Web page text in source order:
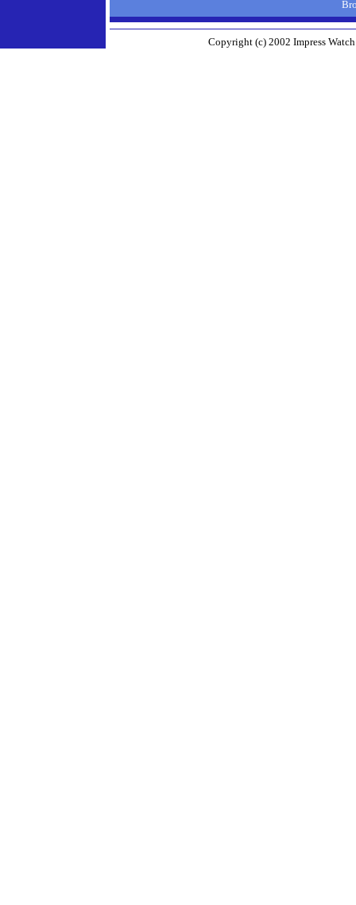
Copyright (c) 2002 Impress